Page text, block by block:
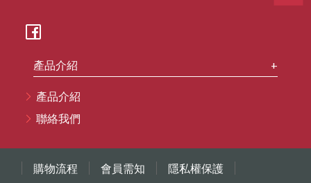
產品介紹
產品介紹
聯絡我們
購物流程 會員需知 隱私權保護